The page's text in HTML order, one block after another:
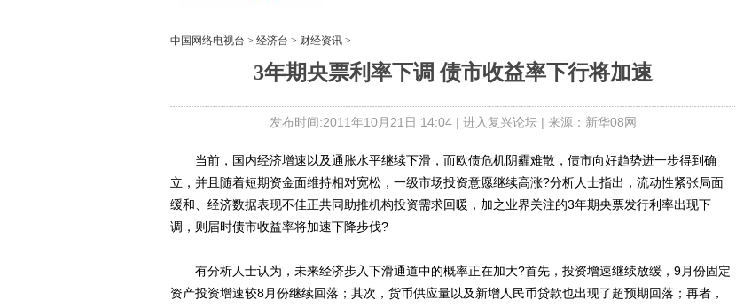
中国网络电视台 > 经济台 > 财经资讯 >
3年期央票利率下调 债市收益率下行将加速
发布时间:2011年10月21日 14:04 | 进入复兴论坛| 来源：新华08网
当前，国内经济增速以及通胀水平继续下滑，而欧债危机阴霾难散，债市向好趋势进一步得到确
立，并且随着短期资金面维持相对宽松，一级市场投资意愿继续高涨?分析人士指出，流动性紧张局面
缓和、经济数据表现不佳正共同助推机构投资需求回暖，加之业界关注的3年期央票发行利率出现下
调，则届时债市收益率将加速下降步伐?
有分析人士认为，未来经济步入下滑通道中的概率正在加大?首先，投资增速继续放缓，9月份固定
资产投资增速较8月份继续回落；其次，货币供应量以及新增人民币贷款也出现了超预期回落；再者，